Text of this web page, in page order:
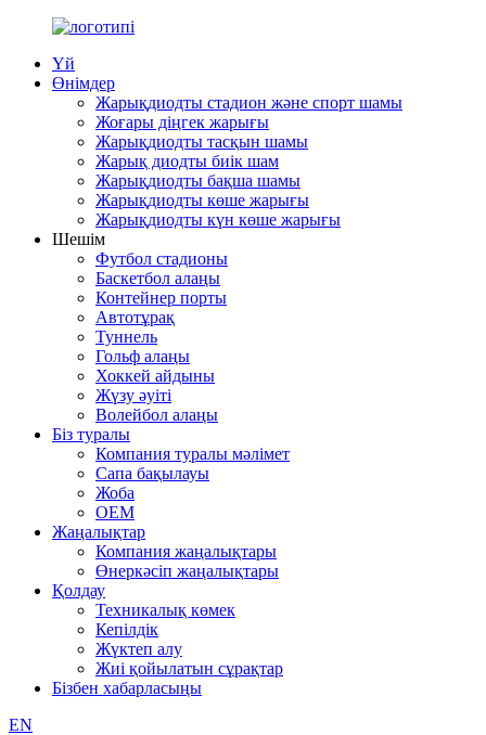
Үй
Өнімдер
Жарықдиодты стадион және спорт шамы
Жоғары діңгек жарығы
Жарықдиодты тасқын шамы
Жарық диодты биік шам
Жарықдиодты бақша шамы
Жарықдиодты көше жарығы
Жарықдиодты күн көше жарығы
Шешім
Футбол стадионы
Баскетбол алаңы
Контейнер порты
Автотұрақ
Туннель
Гольф алаңы
Хоккей айдыны
Жүзу әуіті
Волейбол алаңы
Біз туралы
Компания туралы мәлімет
Сапа бақылауы
Жоба
OEM
Жаңалықтар
Компания жаңалықтары
Өнеркәсіп жаңалықтары
Қолдау
Техникалық көмек
Кепілдік
Жүктеп алу
Жиі қойылатын сұрақтар
Бізбен хабарласыңы
EN